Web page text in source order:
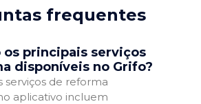
frequentes
os principais serviços
disponíveis no Grifo?
serviços de reforma
aplicativo incluem